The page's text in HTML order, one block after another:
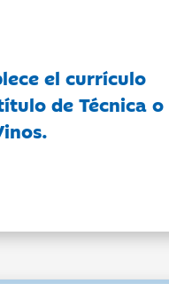
el currículo
de Técnica o